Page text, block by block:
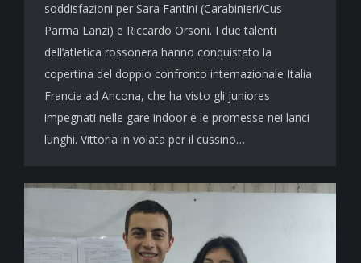
soddisfazioni per Sara Fantini (Carabinieri/Cus
Parma Lanzi) e Riccardo Orsoni. I due talenti
dell’atletica rossonera hanno conquistato la
copertina del doppio confronto internazionale Italia
Francia ad Ancona, che ha visto gli juniores
impegnati nelle gare indoor e le promesse nei lanci
lunghi. Vittoria in volata per il cussino…